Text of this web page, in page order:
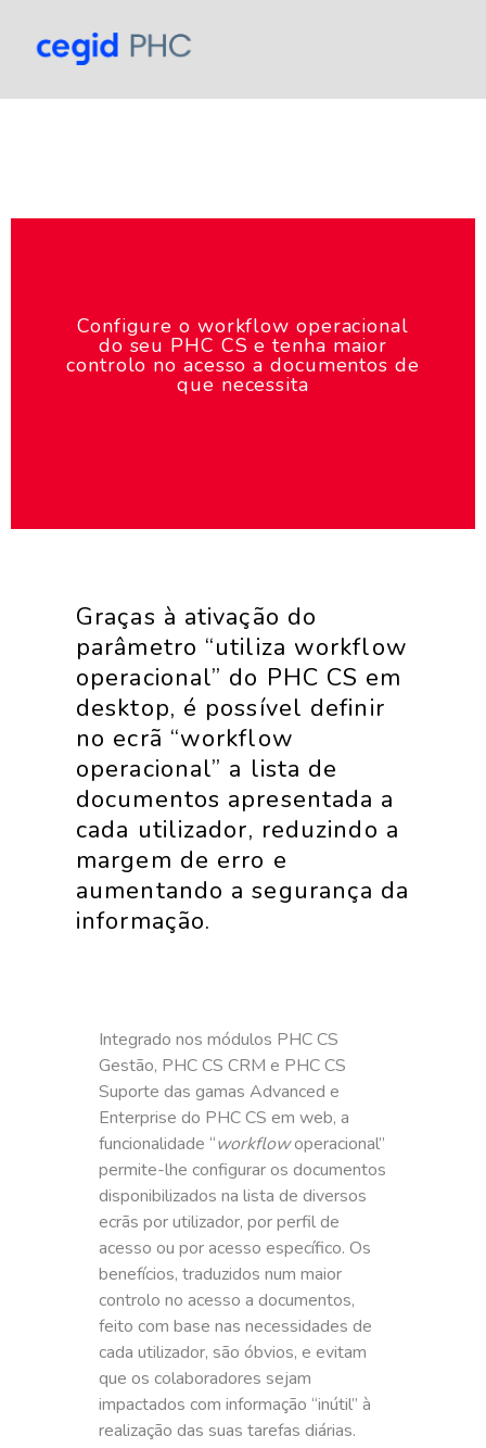
Configure o workflow operacional
do seu PHC CS e tenha maior
controlo no acesso a documentos de
que necessita
Graças à ativação do
parâmetro “utiliza workflow
operacional” do PHC CS em
desktop, é possível definir
no ecrã “workflow
operacional” a lista de
documentos apresentada a
cada utilizador, reduzindo a
margem de erro e
aumentando a segurança da
informação.
Integrado nos módulos PHC CS
Gestão, PHC CS CRM e PHC CS
Suporte das gamas Advanced e
Enterprise do PHC CS em web, a
funcionalidade “workflowoperacional”
permite-lhe configurar os documentos
disponibilizados na lista de diversos
ecrãs por utilizador, por perfil de
acesso ou por acesso específico. Os
benefícios, traduzidos num maior
controlo no acesso a documentos,
feito com base nas necessidades de
cada utilizador, são óbvios, e evitam
que os colaboradores sejam
impactados com informação “inútil” à
realização das suas tarefas diárias.